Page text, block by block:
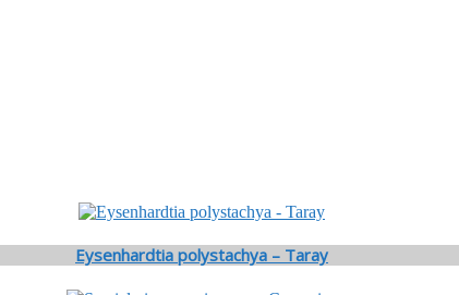
Eysenhardtia polystachya – Taray